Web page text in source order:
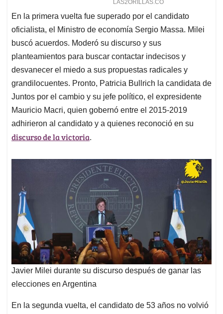
En la primera vuelta fue superado por el candidato
oficialista, el Ministro de economía Sergio Massa. Milei
buscó acuerdos. Moderó su discurso y sus
planteamientos para buscar contactar indecisos y
desvanecer el miedo a sus propuestas radicales y
grandilocuentes. Pronto, Patricia Bullrich la candidata de
Juntos por el cambio y su jefe político, el expresidente
Mauricio Macri, quien gobernó entre el 2015-2019
adhirieron al candidato y a quienes reconoció en su
discurso de la victoria.
Javier Milei durante su discurso después de ganar las
elecciones en Argentina
En la segunda vuelta, el candidato de 53 años no volvió